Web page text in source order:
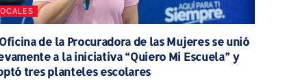
de la Procuradora de las Mujeres se unió
a la iniciativa “Quiero Mi Escuela” y
tres planteles escolares